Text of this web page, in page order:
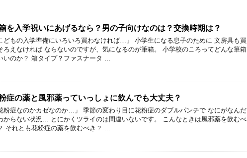
を入学祝いにあげるなら？男の子向けなのは？交換時期は？
どもの入学準備にいろいろ買わなければ…」 小学生になる息子のために 文房具も買
ろえなければ ならないのですが、気になるのが筆箱。 小学校のころってどんな筆箱
いのか？ 箱タイプ？ファスナータ …
症の薬と風邪薬っていっしょに飲んでも大丈夫？
粉症なのかカゼなのか…」 季節の変わり目に花粉症のダブルパンチで なにがなんだ
からない状況… とにかくツライのは間違いないです。 こんなときは風邪薬を飲むべ
それとも花粉症の薬を飲むべき？ …